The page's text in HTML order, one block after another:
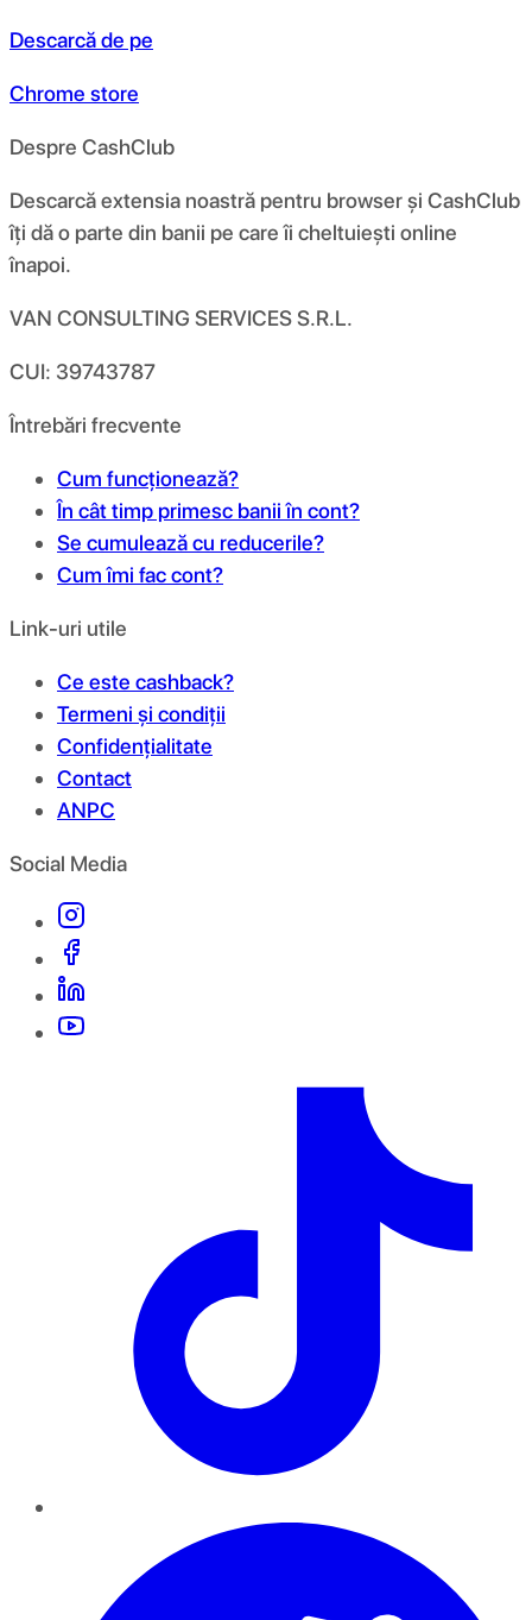
Descarcă de pe
Chrome store
Despre CashClub
Descarcă extensia noastră pentru browser și CashClub
îți dă o parte din banii pe care îi cheltuiești online
înapoi.
VAN CONSULTING SERVICES S.R.L.
CUI: 39743787
Întrebări frecvente
Cum funcționează?
În cât timp primesc banii în cont?
Se cumulează cu reducerile?
Cum îmi fac cont?
Link-uri utile
Ce este cashback?
Termeni și condiții
Confidențialitate
Contact
ANPC
Social Media